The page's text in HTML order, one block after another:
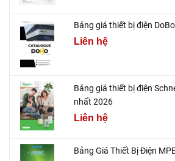
Bảng giá thiết bị điện
Liên hệ
Bảng giá thiết bị điện
nhất 2026
Liên hệ
Bảng Giá Thiết Bị Điện